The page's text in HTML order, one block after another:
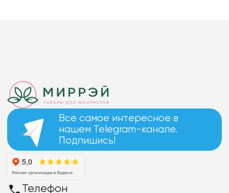
Все самое интересное в
нашем Telegram-канале.
Подпишись!
Телефон